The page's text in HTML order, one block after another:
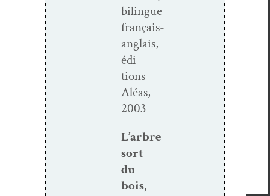
bilingue
français-
anglais,
édi­
tions
Aléas,
2003
L’arbre
sort
du
bois,